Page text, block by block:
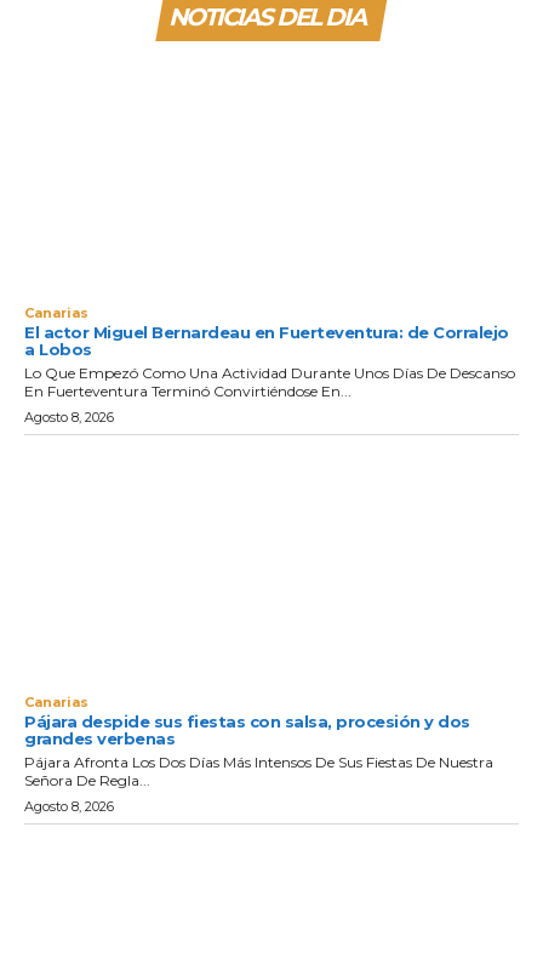
NOTICIAS DEL DIA
Canarias
El actor Miguel Bernardeau en Fuerteventura: de Corralejo
a Lobos
Lo Que Empezó Como Una Actividad Durante Unos Días De Descanso
En Fuerteventura Terminó Convirtiéndose En...
Agosto 8, 2026
Canarias
Pájara despide sus fiestas con salsa, procesión y dos
grandes verbenas
Pájara Afronta Los Dos Días Más Intensos De Sus Fiestas De Nuestra
Señora De Regla...
Agosto 8, 2026